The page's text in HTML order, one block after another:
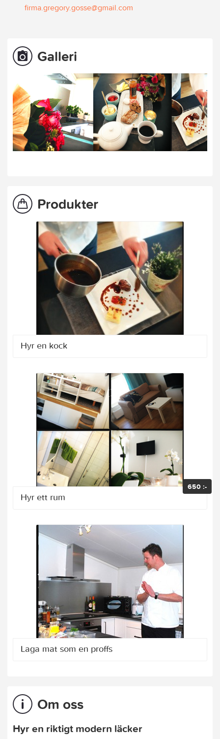
firma.gregory.gosse@gmail.com
Galleri
Produkter
Hyr en kock
650 :-
Hyr ett rum
Laga mat som en proffs
Om oss
Hyr en riktigt modern läcker